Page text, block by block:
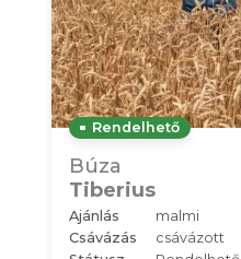
Rendelhető
Búza
Tiberius
Ajánlás
malmi
Csávázás
csávázott